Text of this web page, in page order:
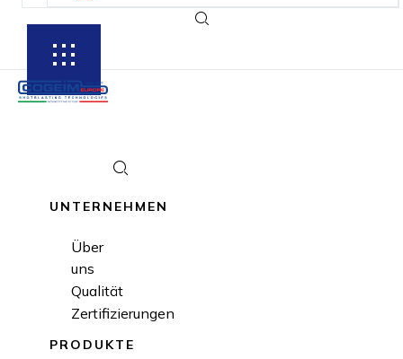
UNTERNEHMEN
Über
uns
Qualität
Zertifizierungen
PRODUKTE